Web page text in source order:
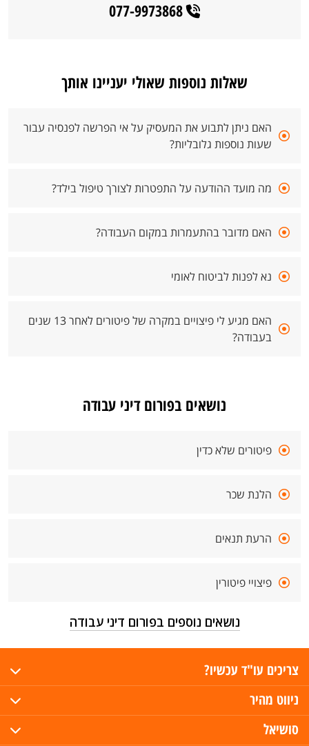
077-9973868
שאלות נוספות שאולי יעניינו אותך
האם ניתן לתבוע את המעסיק על אי הפרשה לפנסיה עבור
שעות נוספות גלובליות?
מה מועד ההודעה על התפטרות לצורך טיפול בילד?
האם מדובר בהתעמרות במקום העבודה?
נא לפנות לביטוח לאומי
האם מגיע לי פיצויים במקרה של פיטורים לאחר 13 שנים
בעבודה?
נושאים בפורום דיני עבודה
פיטורים שלא כדין
הלנת שכר
הרעת תנאים
פיצויי פיטורין
נושאים נוספים בפורום דיני עבודה
צריכים עו"ד עכשיו?
ניווט מהיר
סושיאל